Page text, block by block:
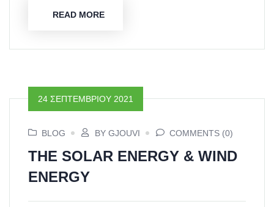
READ MORE
24 ΣΕΠΤΕΜΒΡΊΟΥ 2021
BLOG BY GJOUVI COMMENTS (0)
THE SOLAR ENERGY & WIND
ENERGY